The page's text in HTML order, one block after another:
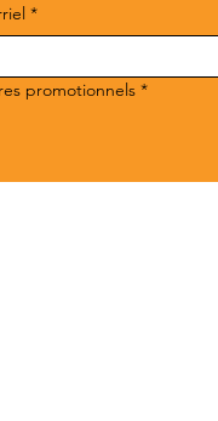
*
promotionnels *